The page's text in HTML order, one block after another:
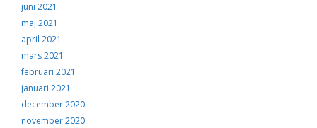
juni 2021
maj 2021
april 2021
mars 2021
februari 2021
januari 2021
december 2020
november 2020